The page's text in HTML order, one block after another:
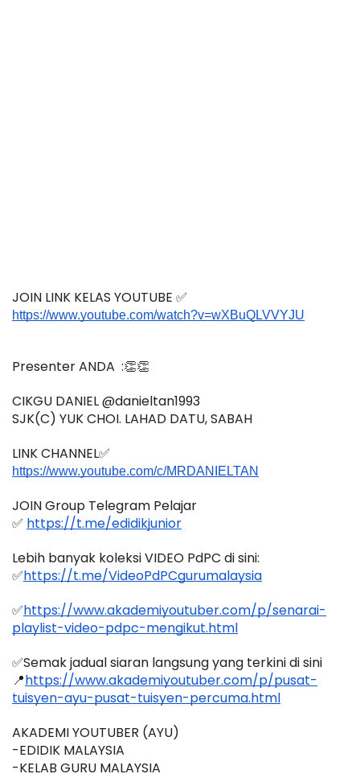
JOIN LINK KELAS YOUTUBE ✅
https://www.youtube.com/watch?v=wXBuQLVVYJU
Presenter ANDA  :👏👏
CIKGU DANIEL @danieltan1993
SJK(C) YUK CHOI. LAHAD DATU, SABAH
LINK CHANNEL✅
https://www.youtube.com/c/MRDANIELTAN
JOIN Group Telegram Pelajar
✅ https://t.me/edidikjunior
Lebih banyak koleksi VIDEO PdPC di sini:
✅https://t.me/VideoPdPCgurumalaysia
✅https://www.akademiyoutuber.com/p/senarai-
playlist-video-pdpc-mengikut.html
✅Semak jadual siaran langsung yang terkini di sini
📍https://www.akademiyoutuber.com/p/pusat-
tuisyen-ayu-pusat-tuisyen-percuma.html
AKADEMI YOUTUBER (AYU)
-EDIDIK MALAYSIA
-KELAB GURU MALAYSIA